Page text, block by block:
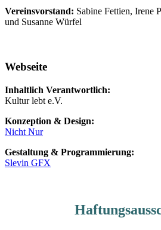
Vereinsvorstand: Sabine Fettien, Irene
und Susanne Würfel
Webseite
Inhaltlich Verantwortlich:
Kultur lebt e.V.
Konzeption & Design:
Nicht Nur
Gestaltung & Programmierung:
Slevin GFX